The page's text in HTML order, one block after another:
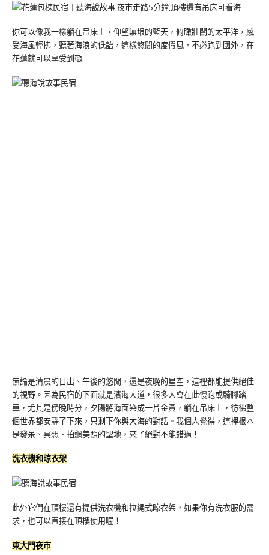
你可以像我一樣躺在吊床上，仰望無垠的藍天，俯瞰壯闊的太平洋，感
受海風輕拂，聽著海浪的低語，這樣悠閒的度假風，不必跑到國外，在
花蓮就可以享受到🥰
無論是清晨的日出、午後的悠閒，還是夜晚的星空，這裡都能提供絕佳
的視野。因為民宿的下面就是濱海大道，很多人會在此慢跑或騎腳踏
車，尤其是傍晚時分，夕陽將海面染成一片金黃，躺在吊床上，彷彿整
個世界都安靜了下來，只剩下你與大海的對話。我個人覺得，這裡根本
是發呆、冥想、拍網美照的聖地，來了絕對不能錯過！
洗衣機和晾衣架
此外它們在頂樓還有提供洗衣機和拉繩式晾衣架，如果你有洗衣服的需
求，也可以直接在頂樓使用喔！
東大門夜市